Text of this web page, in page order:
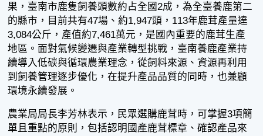
果，臺南市鹿隻飼養頭數約占全國2成，為全臺養鹿第二
的縣市，目前共有47場、約1,947頭，113年鹿茸產量達
3,084公斤，產值約7,461萬元，是國內重要的鹿茸生產
地區。面對氣候變遷與產業轉型挑戰，臺南養鹿產業持
續導入低碳與循環農業理念，從飼料來源、資源再利用
到飼養管理逐步優化，在提升產品品質的同時，也兼顧
環境永續發展。
農業局局長李芳林表示，民眾選購鹿茸時，可掌握3項簡
單且重點的原則，包括認明國產鹿茸標章、確認產品來